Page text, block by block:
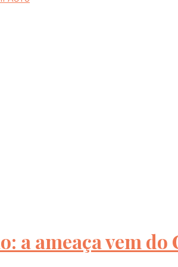
a ameaça vem